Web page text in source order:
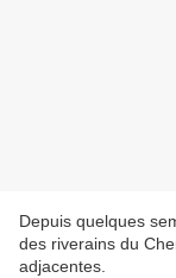
Depuis quelques
des riverains du
adjacentes.